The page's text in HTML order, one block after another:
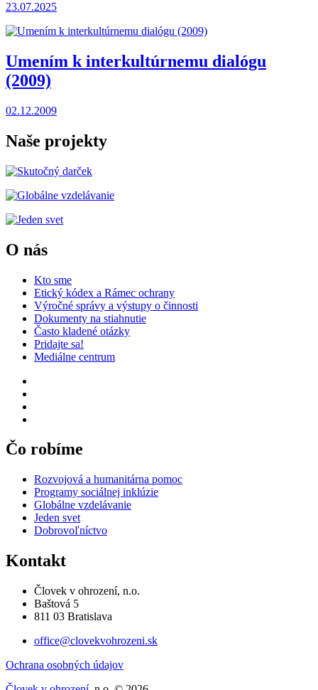
23.07.2025
Umením k interkultúrnemu dialógu
(2009)
02.12.2009
Naše projekty
O nás
Kto sme
Etický kódex a Rámec ochrany
Výročné správy a výstupy o činnosti
Dokumenty na stiahnutie
Často kladené otázky
Pridajte sa!
Mediálne centrum
Čo robíme
Rozvojová a humanitárna pomoc
Programy sociálnej inklúzie
Globálne vzdelávanie
Jeden svet
Dobrovoľníctvo
Kontakt
Človek v ohrození, n.o.
Baštová 5
811 03 Bratislava
office@clovekvohrozeni.sk
Ochrana osobných údajov